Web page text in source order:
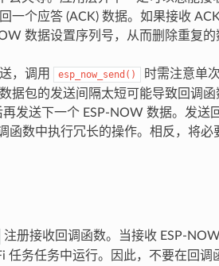
一个应答 (ACK) 数据。如果接收
数据设置序列号，从而删除重复的
，调用 esp_now_send()
时需注意单
据包的发送间隔太短可能导致回调
发送下一个 ESP-NOW 数据。发送
函数中执行冗长的操作。相反，将
注册接收回调函数。当接收 ESP-
任务任务中运行。因此，不要在回调